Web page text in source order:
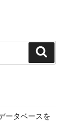
ータベースを